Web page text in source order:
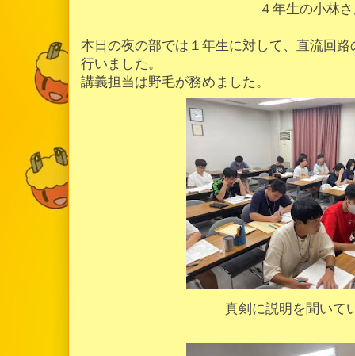
４年生の小林
本日の夜の部では１年生に対して、直流回
行いました。
講義担当は野毛が務めました。
真剣に説明を聞いて